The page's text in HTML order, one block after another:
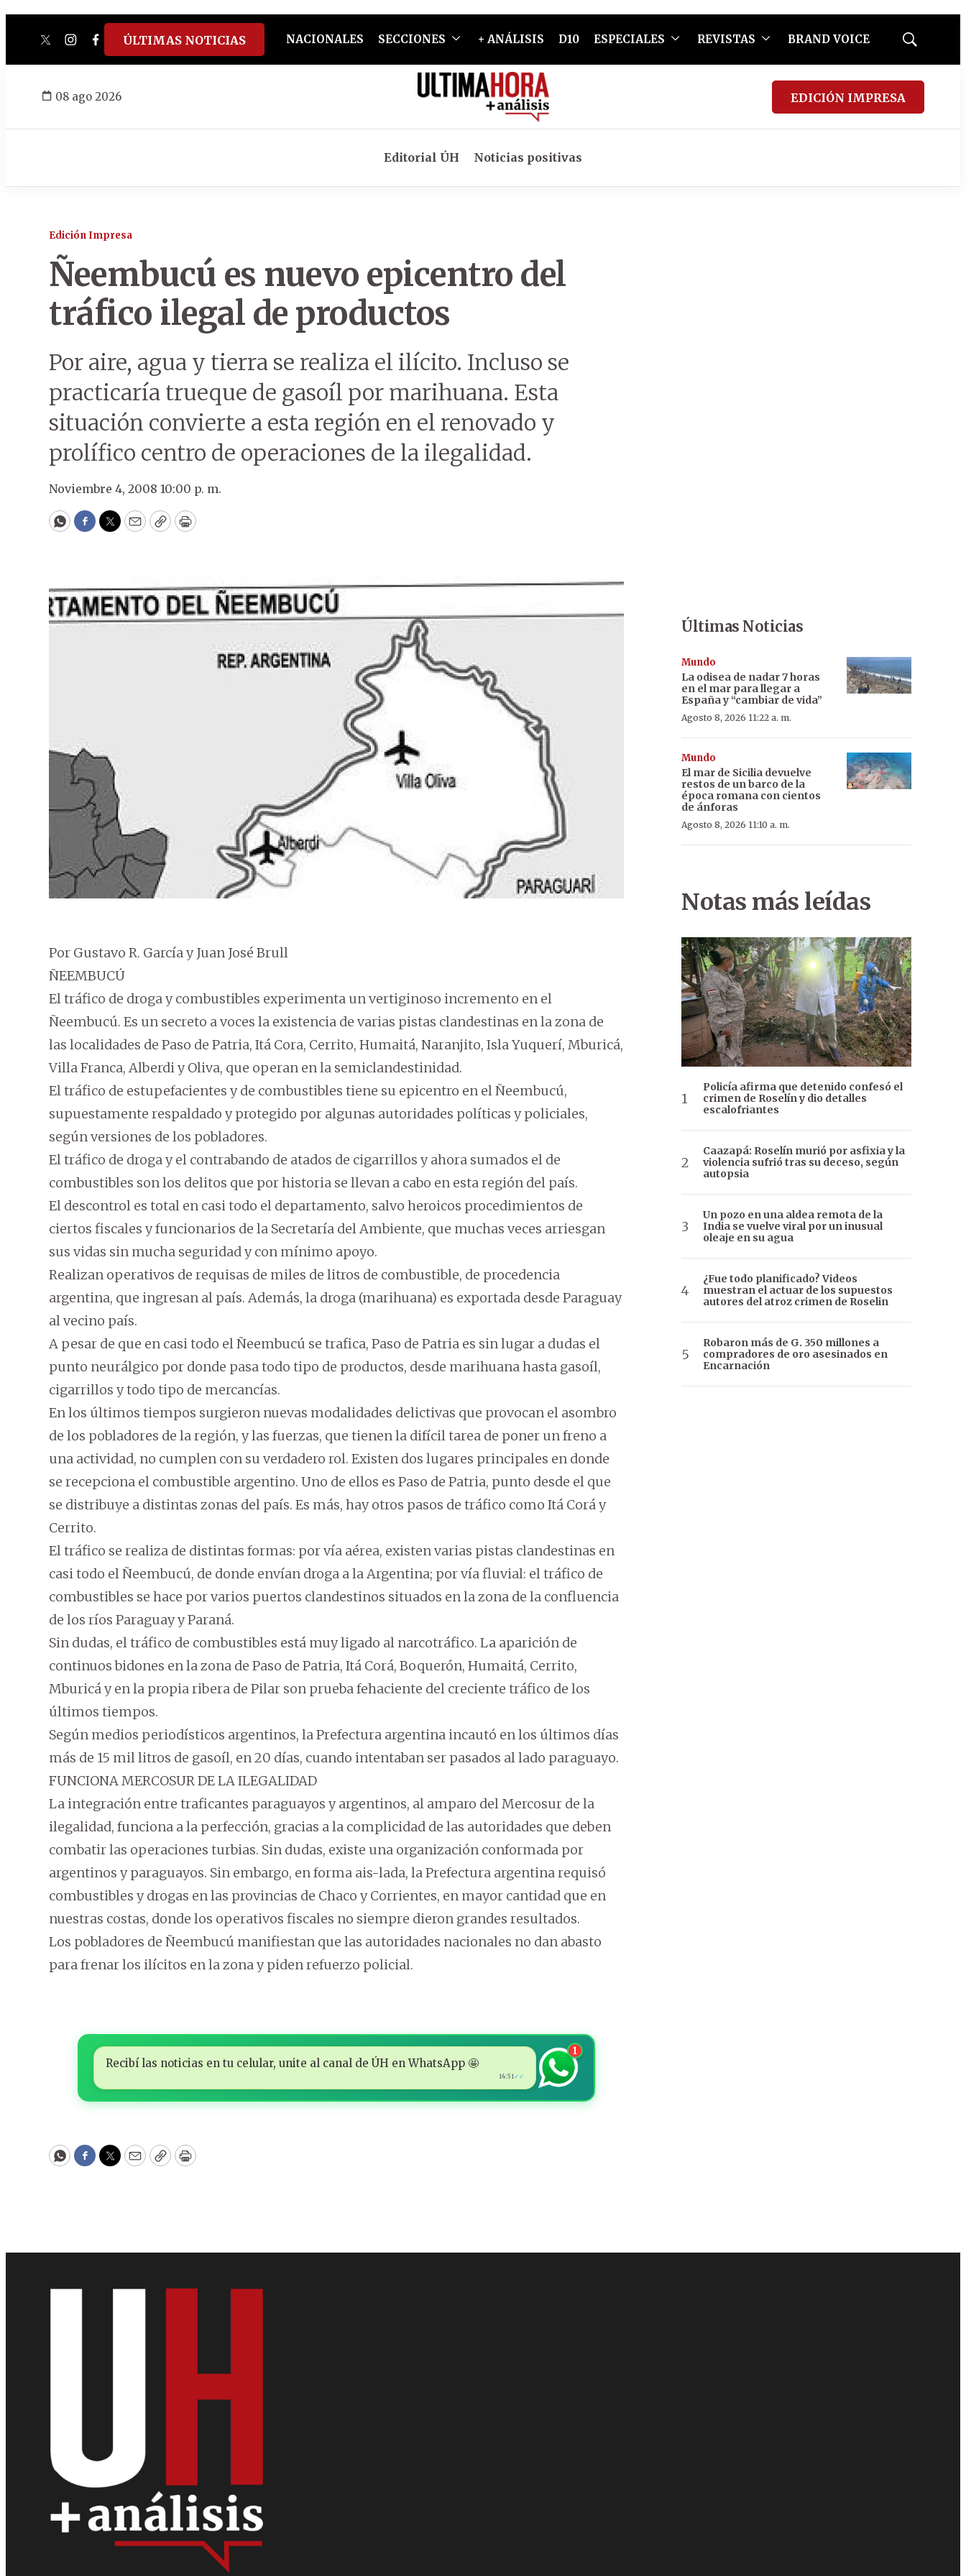
twitterinstagram
facebook
tiktokyoutube
spotify
ÚLTIMAS NOTICIAS NACIONALES SECCIONES + ANÁLISIS D10 ESPECIALES REVISTAS BRAND VOICE
Mostrar
08 ago 2026 EDICIÓN IMPRESA
Editorial ÚH Noticias positivas
Edición Impresa
Ñeembucú es nuevo epicentro del
tráfico ilegal de productos
Por aire, agua y tierra se realiza el ilícito. Incluso se
practicaría trueque de gasoíl por marihuana. Esta
situación convierte a esta región en el renovado y
prolífico centro de operaciones de la ilegalidad.
Noviembre 4, 2008 10:00 p. m.
WhatsApp
Facebook
Twitter
EmailCopyPrint
Por Gustavo R. García y Juan José Brull
ÑEEMBUCÚ
El tráfico de droga y combustibles experimenta un vertiginoso incremento en el
Ñeembucú. Es un secreto a voces la existencia de varias pistas clandestinas en la zona de
las localidades de Paso de Patria, Itá Cora, Cerrito, Humaitá, Naranjito, Isla Yuquerí, Mburicá,
Villa Franca, Alberdi y Oliva, que operan en la semiclandestinidad.
El tráfico de estupefacientes y de combustibles tiene su epicentro en el Ñeembucú,
supuestamente respaldado y protegido por algunas autoridades políticas y policiales,
según versiones de los pobladores.
El tráfico de droga y el contrabando de atados de cigarrillos y ahora sumados el de
combustibles son los delitos que por historia se llevan a cabo en esta región del país.
El descontrol es total en casi todo el departamento, salvo heroicos procedimientos de
ciertos fiscales y funcionarios de la Secretaría del Ambiente, que muchas veces arriesgan
sus vidas sin mucha seguridad y con mínimo apoyo.
Realizan operativos de requisas de miles de litros de combustible, de procedencia
argentina, que ingresan al país. Además, la droga (marihuana) es exportada desde Paraguay
al vecino país.
A pesar de que en casi todo el Ñeembucú se trafica, Paso de Patria es sin lugar a dudas el
punto neurálgico por donde pasa todo tipo de productos, desde marihuana hasta gasoíl,
cigarrillos y todo tipo de mercancías.
En los últimos tiempos surgieron nuevas modalidades delictivas que provocan el asombro
de los pobladores de la región, y las fuerzas, que tienen la difícil tarea de poner un freno a
una actividad, no cumplen con su verdadero rol. Existen dos lugares principales en donde
se recepciona el combustible argentino. Uno de ellos es Paso de Patria, punto desde el que
se distribuye a distintas zonas del país. Es más, hay otros pasos de tráfico como Itá Corá y
Cerrito.
El tráfico se realiza de distintas formas: por vía aérea, existen varias pistas clandestinas en
casi todo el Ñeembucú, de donde envían droga a la Argentina; por vía fluvial: el tráfico de
combustibles se hace por varios puertos clandestinos situados en la zona de la confluencia
de los ríos Paraguay y Paraná.
Sin dudas, el tráfico de combustibles está muy ligado al narcotráfico. La aparición de
continuos bidones en la zona de Paso de Patria, Itá Corá, Boquerón, Humaitá, Cerrito,
Mburicá y en la propia ribera de Pilar son prueba fehaciente del creciente tráfico de los
últimos tiempos.
Según medios periodísticos argentinos, la Prefectura argentina incautó en los últimos días
más de 15 mil litros de gasoíl, en 20 días, cuando intentaban ser pasados al lado paraguayo.
FUNCIONA MERCOSUR DE LA ILEGALIDAD
La integración entre traficantes paraguayos y argentinos, al amparo del Mercosur de la
ilegalidad, funciona a la perfección, gracias a la complicidad de las autoridades que deben
combatir las operaciones turbias. Sin dudas, existe una organización conformada por
argentinos y paraguayos. Sin embargo, en forma ais-lada, la Prefectura argentina requisó
combustibles y drogas en las provincias de Chaco y Corrientes, en mayor cantidad que en
nuestras costas, donde los operativos fiscales no siempre dieron grandes resultados.
Los pobladores de Ñeembucú manifiestan que las autoridades nacionales no dan abasto
para frenar los ilícitos en la zona y piden refuerzo policial.
Recibí las noticias en tu celular, unite al canal de ÚH en WhatsApp 🤩
14:51✓✓
1
WhatsApp
Facebook
Twitter
EmailCopyPrint
Últimas Noticias
Mundo
La odisea de nadar 7 horas
en el mar para llegar a
España y “cambiar de vida”
Agosto 8, 2026 11:22 a. m.
Mundo
El mar de Sicilia devuelve
restos de un barco de la
época romana con cientos
de ánforas
Agosto 8, 2026 11:10 a. m.
Notas más leídas
Policía afirma que detenido confesó el
crimen de Roselín y dio detalles
escalofriantes
Caazapá: Roselín murió por asfixia y la
violencia sufrió tras su deceso, según
autopsia
Un pozo en una aldea remota de la
India se vuelve viral por un inusual
oleaje en su agua
¿Fue todo planificado? Videos
muestran el actuar de los supuestos
autores del atroz crimen de Roselin
Robaron más de G. 350 millones a
compradores de oro asesinados en
Encarnación